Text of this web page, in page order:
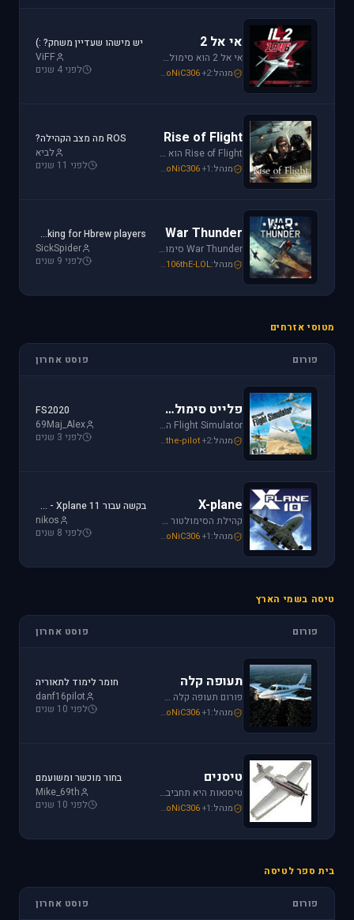
אי אל 2
אי אל 2 הוא סימולטור מלחמת העולם השניה מבית Oleg Maddox. טוס בספיטפייר ומוסטנג ושנה את ההיסטוריה במלחמות מעל שמי אירופה, צפון אפריקה והמזרח הרחוק.
מנהל: SoNiC306+2
יש מישהו שעדיין משחק? :)
ViFF
לפני 4 שנים
Rise of Flight
Rise of Flight הוא סימולטור מלחמת העולם הראשונה הטוב ביותר שיש! טוס בשמים הווירטואליים במטוסים האגדיים, Sopwith Camel, S.E.5a, Albatros D.Va וה-Fokker Dr.1 שטסו בהם אבירי מלחמת העולם. השמיים הווירטואליים צריכים אותך!
מנהל: Mike_69th SoNiC306+1
ROS מה מצב הקהילה?
לביא
לפני 11 שנים
War Thunder
War Thunder סימולטור טיסה קרבי השייך לתקופת מלחמת העולם השנייה, לכותר אפשרות לתפקד בקשת רחבה של רמות ריאליזם החל מאפשרות Arcade ועד לסימולטור של ממש.
מנהל: Mike_69th ,106thE-LOL
Looking for Hbrew players...
SickSpider
לפני 9 שנים
מטוסי אזרחים
פורום פוסט אחרון
פלייט סימולטור
Flight Simulator הוא סימולטור טיסה הפופולארי והריאליסטי ביותר בתחום התעופה האזרחית. שתף וקבל תמיכה עבור שדות תעופה, סינרים, צביעות ומטוסים עבור FSX ו-FS2004.
מנהל: Mike_69th ,the-pilot+2
FS2020
69Maj_Alex
לפני 3 שנים
X-plane
קהילת הסימולטור X-plane, סימולטור העתיד של התעופה האזרחית. בפורום תוכלו לקבל מידע ותמיכה. אז קדימה, תפסו את הג'ויסטיק והצטרפו לחוויה.
מנהל: Mike_69th SoNiC306+1
בקשה עבור Xplane 11 - צביעה של חברת ישראייר למטוס FF A320
nikos
לפני 8 שנים
טיסה בשמי הארץ
פורום פוסט אחרון
תעופה קלה
פורום תעופה קלה מתמחה בכל האפשרויות הקיימות: טייס ליום אחד, טיסה בשמי ישראל, חברות תעופה, בתי ספר לטיסה, רשיון טייס ואפילו טיסות רומנטיות.
מנהל: loven SoNiC306+1
חומר לימוד לתאוריה
danf16pilot
לפני 10 שנים
טיסנים
טיסנאות היא תחביב יקר, בואו לקבל תמיכה ומידע על טיסנים יד שניה, חנות טיסנים, טיסנים למתחילים וכמובן לשתף את החברים בחוויות. הצטרפו לפורום טיסנים!
מנהל: Iaf_Assaf SoNiC306+1
בחור מוכשר ומשועמם
Mike_69th
לפני 10 שנים
בית ספר לטיסה
פורום פוסט אחרון